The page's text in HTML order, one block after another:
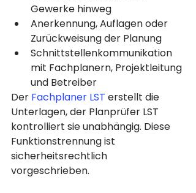
Gewerke hinweg
Anerkennung, Auflagen oder
Zurückweisung der Planung
Schnittstellenkommunikation
mit Fachplanern, Projektleitung
und Betreiber
Der Fachplaner LST erstellt die
Unterlagen, der Planprüfer LST
kontrolliert sie unabhängig. Diese
Funktionstrennung ist
sicherheitsrechtlich
vorgeschrieben.